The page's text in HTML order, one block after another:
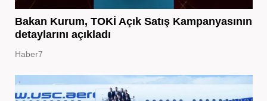
Bakan Kurum, TOKİ Açık Satış Kampanyasının
detaylarını açıkladı
Haber7